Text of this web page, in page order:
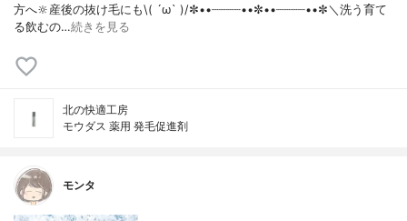
方へ🔆産後の抜け毛にも\( ´ω` )/✼••┈┈┈┈••✼••┈┈┈┈••✼＼洗う育て
る飲むの…続きを見る
北の快適工房
モウダス 薬用 発毛促進剤
モンタ